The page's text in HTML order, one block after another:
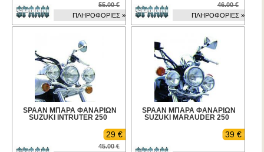
55.00 €
ΠΛΗΡΟΦΟΡΙΕΣ »
46.00 €
ΠΛΗΡΟΦΟΡΙΕΣ »
SPAAN ΜΠΑΡΑ ΦΑΝΑΡΙΩΝ
SUZUKI INTRUTER 250
29 €
45.00 €
SPAAN ΜΠΑΡΑ ΦΑΝΑΡΙΩΝ
SUZUKI MARAUDER 250
39 €